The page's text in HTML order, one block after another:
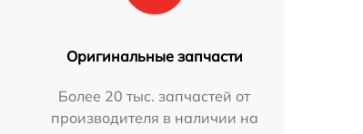
Оригинальные запчасти
Более 20 тыс. запчастей от
производителя в наличии на